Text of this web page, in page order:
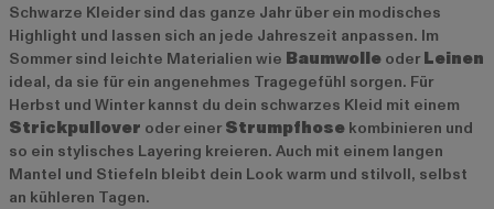
Schwarze Kleider sind das ganze Jahr über ein modisches
Highlight und lassen sich an jede Jahreszeit anpassen. Im
Sommer sind leichte Materialien wie Baumwolle oder Leinen
ideal, da sie für ein angenehmes Tragegefühl sorgen. Für
Herbst und Winter kannst du dein schwarzes Kleid mit einem
Strickpullover oder einer Strumpfhose kombinieren und
so ein stylisches Layering kreieren. Auch mit einem langen
Mantel und Stiefeln bleibt dein Look warm und stilvoll, selbst
an kühleren Tagen.